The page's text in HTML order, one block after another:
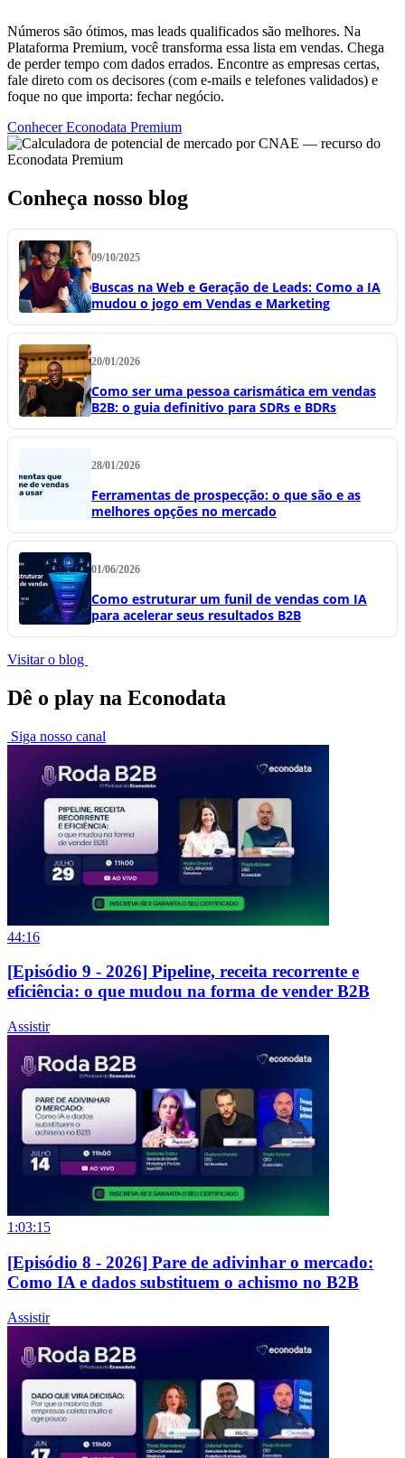
Números são ótimos, mas leads qualificados são melhores. Na
Plataforma Premium, você transforma essa lista em vendas. Chega
de perder tempo com dados errados. Encontre as empresas certas,
fale direto com os decisores (com e-mails e telefones validados) e
foque no que importa: fechar negócio.
Conhecer Econodata Premium
Conheça nosso blog
09/10/2025
Buscas na Web e Geração de Leads: Como a IA
mudou o jogo em Vendas e Marketing
20/01/2026
Como ser uma pessoa carismática em vendas
B2B: o guia definitivo para SDRs e BDRs
28/01/2026
Ferramentas de prospecção: o que são e as
melhores opções no mercado
01/06/2026
Como estruturar um funil de vendas com IA
para acelerar seus resultados B2B
Visitar o blog
Dê o play na Econodata
Siga nosso canal
44:16
[Episódio 9 - 2026] Pipeline, receita recorrente e
eficiência: o que mudou na forma de vender B2B
Assistir
1:03:15
[Episódio 8 - 2026] Pare de adivinhar o mercado:
Como IA e dados substituem o achismo no B2B
Assistir